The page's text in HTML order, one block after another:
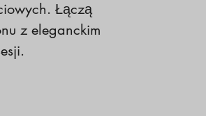
Łączą
z eleganckim